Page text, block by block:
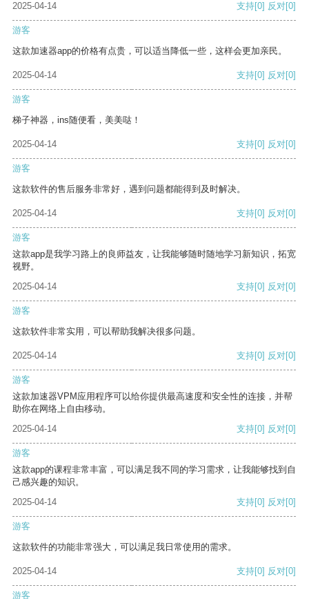
2025-04-14
支持[0] 反对[0]
游客
这款加速器app的价格有点贵，可以适当降低一些，这样会更加亲民。
2025-04-14 支持[0] 反对[0]
游客
梯子神器，ins随便看，美美哒！
2025-04-14 支持[0] 反对[0]
游客
这款软件的售后服务非常好，遇到问题都能得到及时解决。
2025-04-14 支持[0] 反对[0]
游客
这款app是我学习路上的良师益友，让我能够随时随地学习新知识，拓宽
视野。
2025-04-14
支持[0] 反对[0]
游客
这款软件非常实用，可以帮助我解决很多问题。
2025-04-14 支持[0] 反对[0]
游客
这款加速器VPM应用程序可以给你提供最高速度和安全性的连接，并帮
助你在网络上自由移动。
2025-04-14
支持[0] 反对[0]
游客
这款app的课程非常丰富，可以满足我不同的学习需求，让我能够找到自
己感兴趣的知识。
2025-04-14
支持[0] 反对[0]
游客
这款软件的功能非常强大，可以满足我日常使用的需求。
2025-04-14 支持[0] 反对[0]
游客